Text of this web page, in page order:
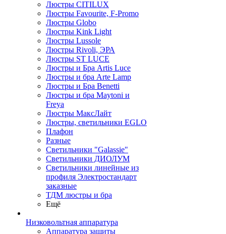
Люстры CITILUX
Люстры Favourite, F-Promo
Люстры Globo
Люстры Kink Light
Люстры Lussole
Люстры Rivoli, ЭРА
Люстры ST LUCE
Люстры и Бра Artis Luce
Люстры и бра Arte Lamp
Люстры и Бра Benetti
Люстры и бра Maytoni и
Freya
Люстры МаксЛайт
Люстры, светильники EGLO
Плафон
Разные
Светильники "Galassie"
Светильники ДИОЛУМ
Светильники линейные из
профиля Электростандарт
заказные
ТДМ люстры и бра
Ещё
Низковольтная аппаратура
Аппаратура защиты